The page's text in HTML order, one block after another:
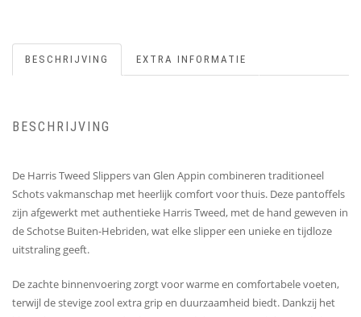
BESCHRIJVING EXTRA INFORMATIE
BESCHRIJVING
De Harris Tweed Slippers van Glen Appin combineren traditioneel
Schots vakmanschap met heerlijk comfort voor thuis. Deze pantoffels
zijn afgewerkt met authentieke Harris Tweed, met de hand geweven in
de Schotse Buiten-Hebriden, wat elke slipper een unieke en tijdloze
uitstraling geeft.
De zachte binnenvoering zorgt voor warme en comfortabele voeten,
terwijl de stevige zool extra grip en duurzaamheid biedt. Dankzij het